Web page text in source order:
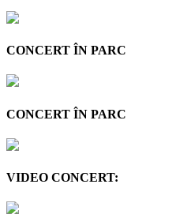
CONCERT ÎN PARC
CONCERT ÎN PARC
VIDEO CONCERT: